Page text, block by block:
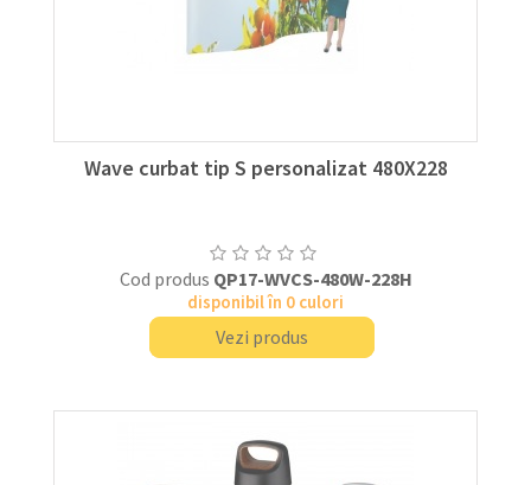
Wave curbat tip S personalizat 480X228
Cod produs QP17-WVCS-480W-228H
disponibil în 0 culori
Vezi produs